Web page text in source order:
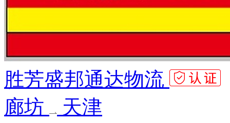
胜芳盛邦通达物流
廊坊
天津